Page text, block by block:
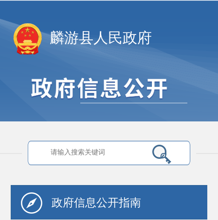
麟游县人民政府
政府信息公开指南